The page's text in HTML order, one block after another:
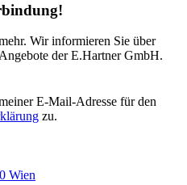
Wir informieren Sie über
der E.Hartner GmbH.
E-Mail-Adresse für den
zu.
Wien